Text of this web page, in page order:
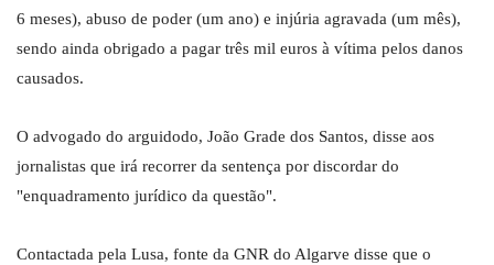
6 meses), abuso de poder (um ano) e injúria agravada (um mês),
sendo ainda obrigado a pagar três mil euros à vítima pelos danos
causados.
O advogado do arguidodo, João Grade dos Santos, disse aos
jornalistas que irá recorrer da sentença por discordar do
"enquadramento jurídico da questão".
Contactada pela Lusa, fonte da GNR do Algarve disse que o